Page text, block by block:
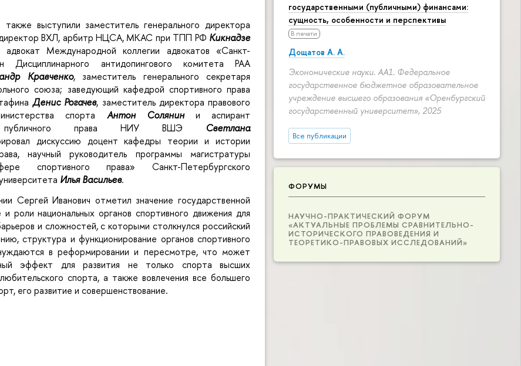
государственными (публичными) финансами:
сущность, особенности и перспективы
В печати
Дощатов А. А.
Экономические науки. АА1. Федеральное
государственное бюджетное образовательное
учреждение высшего образования «Оренбургский
государственный университет», 2025
Все публикации
ФОРУМЫ
НАУЧНО-ПРАКТИЧЕСКИЙ ФОРУМ
«АКТУАЛЬНЫЕ ПРОБЛЕМЫ СРАВНИТЕЛЬНО-
ИСТОРИЧЕСКОГО ПРАВОВЕДЕНИЯ И
ТЕОРЕТИКО-ПРАВОВЫХ ИССЛЕДОВАНИЙ»
выступили заместитель генерального директора
ВХЛ, арбитр НЦСА, МКАС при ТПП РФ Кикнадзе
Международной коллегии адвокатов «Санкт-
Дисциплинарного антидопингового комитета РАА
Кравченко, заместитель генерального секретаря
союза; заведующий кафедрой спортивного права
Денис Рогачев, заместитель директора правового
спорта Антон Солянини аспирант
публичного права НИУ ВШЭ Светлана
дискуссию доцент кафедры теории и истории
научный руководитель программы магистратуры
спортивного права» Санкт-Петербургского
Илья Васильев.
Сергей Иванович отметил значение государственной
роли национальных органов спортивного движения для
и сложностей, с которыми столкнулся российский
структура и функционирование органов спортивного
в реформировании и пересмотре, что может
эффект для развития не только спорта высших
спорта, а также вовлечения все большего
его развитие и совершенствование.